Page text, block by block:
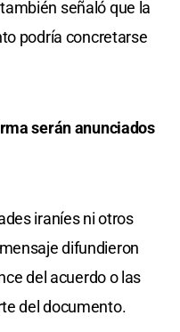
señaló que la
podría concretarse
serán anunciados
iraníes ni otros
difundieron
del acuerdo o las
del documento.